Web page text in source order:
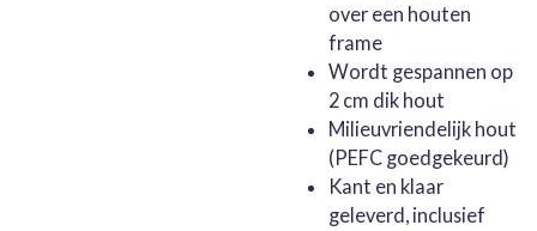
over een houten
frame
Wordt gespannen op
2 cm dik hout
Milieuvriendelijk hout
(PEFC goedgekeurd)
Kant en klaar
geleverd, inclusief